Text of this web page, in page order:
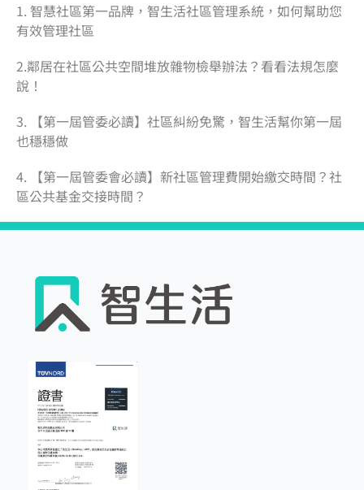
1. 智慧社區第一品牌，智生活社區管理系統，如何幫助您
有效管理社區
2.鄰居在社區公共空間堆放雜物檢舉辦法？看看法規怎麼
說！
3. 【第一屆管委必讀】社區糾紛免驚，智生活幫你第一屆
也穩穩做
4. 【第一屆管委會必讀】新社區管理費開始繳交時間？社
區公共基金交接時間？